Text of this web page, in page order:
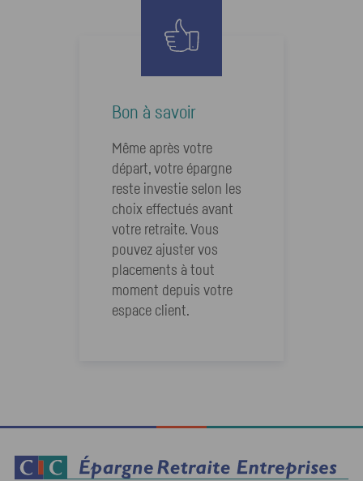
Bon à savoir
Même après votre
départ, votre épargne
reste investie selon les
choix effectués avant
votre retraite. Vous
pouvez ajuster vos
placements à tout
moment depuis votre
espace client.